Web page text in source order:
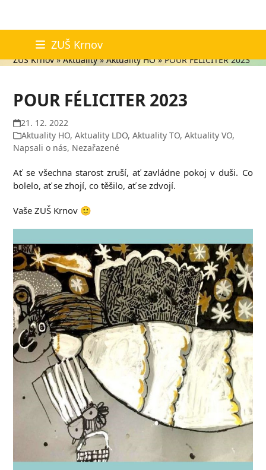
content
ZUŠ Krnov
Aktuality
ZUŠ Krnov»Aktuality»Aktuality HO»POUR FÉLICITER 2023
POUR FÉLICITER 2023
21. 12. 2022
Aktuality HO,Aktuality LDO,Aktuality TO,Aktuality VO,
Napsali o nás, Nezařazené
Ať se všechna starost zruší, ať zavládne pokoj v duši. Co
bolelo, ať se zhojí, co těšilo, ať se zdvojí.
Vaše ZUŠ Krnov 🙂